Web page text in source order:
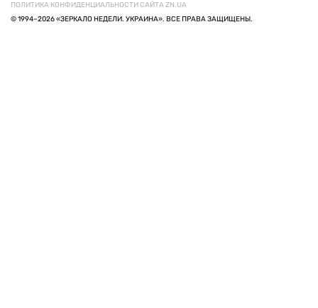
ПОЛИТИКА КОНФИДЕНЦИАЛЬНОСТИ САЙТА ZN.UA
© 1994–2026 «ЗЕРКАЛО НЕДЕЛИ. УКРАИНА». ВСЕ ПРАВА ЗАЩИЩЕНЫ.